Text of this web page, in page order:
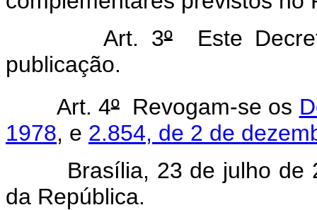
Art. 3ºEste
publicação.
Art. 4ºRevogam-se os
1978, e 2.854, de 2 de
Brasília, 23 de julho de
da República.